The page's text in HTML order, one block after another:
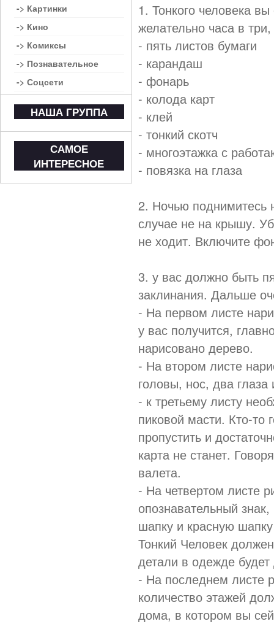
1. Тонкого человека
желательно часа в
- пять листов бумаги
- карандаш
- фонарь
- колода карт
- клей
- тонкий скотч
- многоэтажка с
- повязка на глаза
2. Ночью поднимитесь
случае не на крышу.
не ходит. Включите
3. у вас должно быть
заклинания. Дальше
- На первом листе
у вас получится,
нарисовано дерево.
- На втором листе
головы, нос, два глаза
- к третьему листу
пиковой масти. Кто-то
пропустить и
карта не станет.
валета.
- На четвертом листе
опознавательный
шапку и красную
Тонкий Человек
детали в одежде будет
- На последнем
количество этажей
дома, в котором вы
-> Картинки
-> Кино
-> Комиксы
-> Познавательное
-> Соцсети
НАША ГРУППА
САМОЕ
ИНТЕРЕСНОЕ